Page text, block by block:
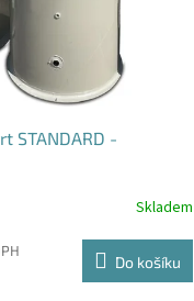
STANDARD -
Skladem
Do košíku